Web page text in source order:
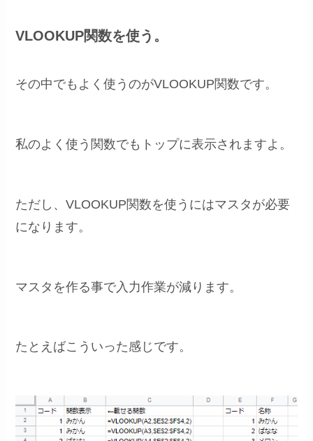
VLOOKUP関数を使う。
その中でもよく使うのがVLOOKUP関数です。
私のよく使う関数でもトップに表示されますよ。
ただし、VLOOKUP関数を使うにはマスタが必要
になります。
マスタを作る事で入力作業が減ります。
たとえばこういった感じです。